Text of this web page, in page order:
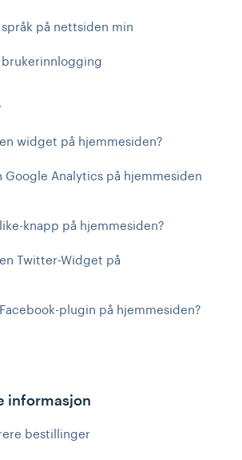
på nettsiden min
widget på hjemmesiden?
Google Analytics på hjemmesiden
knapp på hjemmesiden?
Twitter-Widget på
plugin på hjemmesiden?
informasjon
bestillinger